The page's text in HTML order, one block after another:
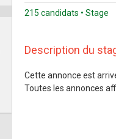
215 candidats • Stage
Description du
Cette annonce est
Toutes les annonces